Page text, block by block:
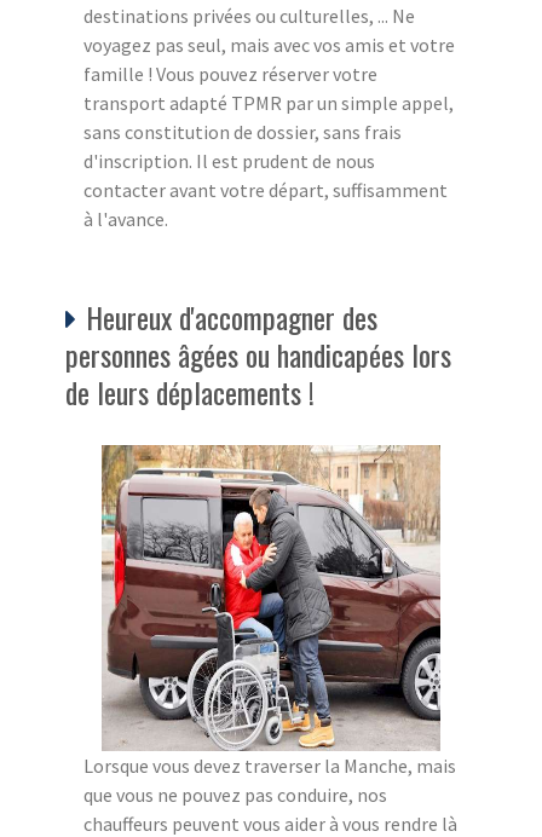
destinations privées ou culturelles, ... Ne
voyagez pas seul, mais avec vos amis et votre
famille ! Vous pouvez réserver votre
transport adapté TPMR par un simple appel,
sans constitution de dossier, sans frais
d'inscription. Il est prudent de nous
contacter avant votre départ, suffisamment
à l'avance.
Heureux d'accompagner des
personnes âgées ou handicapées lors
de leurs déplacements !
Lorsque vous devez traverser la Manche, mais
que vous ne pouvez pas conduire, nos
chauffeurs peuvent vous aider à vous rendre là